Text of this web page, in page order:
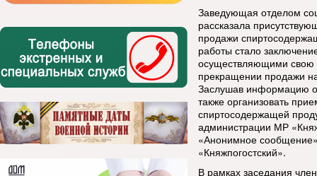
Заведующая отделом
рассказала
продажи
работы стало
осуществляющими свою
прекращении продажи
Заслушав информацию
также организовать
спиртосодержащей
администрации МР
«Анонимное
«Княжпогостский».
В рамках заседания